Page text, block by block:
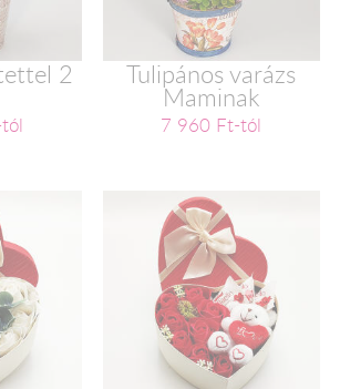
2 Tulipános varázs
Maminak
7 960 Ft-tól